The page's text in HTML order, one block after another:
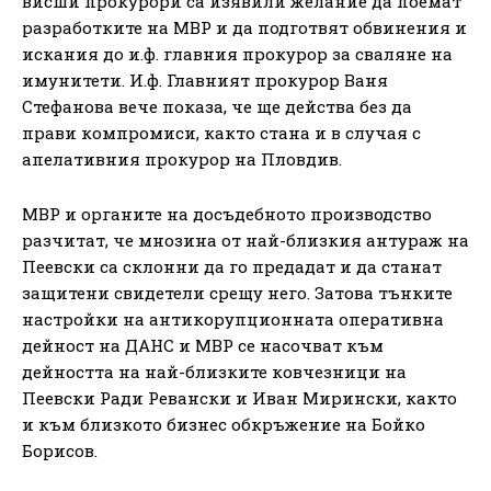
разработките на МВР и да подготвят обвинения и
искания до и.ф. главния прокурор за сваляне на
имунитети. И.ф. Главният прокурор Ваня
Стефанова вече показа, че ще действа без да
прави компромиси, както стана и в случая с
апелативния прокурор на Пловдив.
МВР и органите на досъдебното производство
разчитат, че мнозина от най-близкия антураж на
Пеевски са склонни да го предадат и да станат
защитени свидетели срещу него. Затова тънките
настройки на антикорупционната оперативна
дейност на ДАНС и МВР се насочват към
дейността на най-близките ковчезници на
Пеевски Ради Ревански и Иван Мирински, както
и към близкото бизнес обкръжение на Бойко
Борисов.